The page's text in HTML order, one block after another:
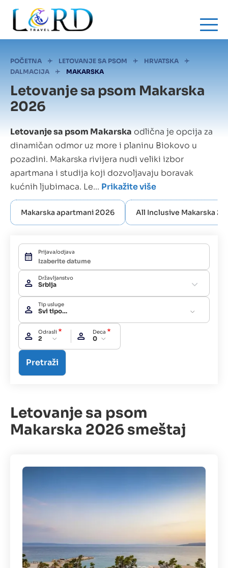
main
content
Mrvice
POČETNA LETOVANJE SA PSOM
HRVATSKA
DALMACIJA
MAKARSKA
Letovanje sa psom Makarska
2026
Letovanje sa psom Makarska odlična je opcija za
dinamičan odmor uz more i planinu Biokovo u
pozadini. Makarska rivijera nudi veliki izbor
apartmana i studija koji dozvoljavaju boravak
kućnih ljubimaca. Le... Prikažite više
Makarska apartmani 2026 All Inclusive Makarska
Prijava/odjava
Državljanstvo
Srbija
Tip usluge
Svi tipovi usluga
Odrasli
2
Deca
0
Letovanje sa psom
Makarska 2026 smeštaj